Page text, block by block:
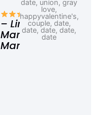
– Linda,
Marketing
Manager